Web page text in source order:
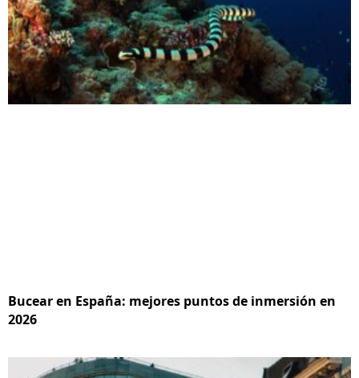
Bucear en España: mejores puntos de inmersión en
2026